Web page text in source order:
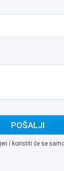
POŠALJI
i koristiti će se